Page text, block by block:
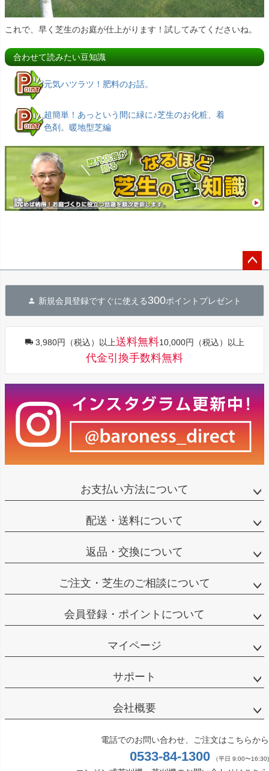
これで、早く芝生のお庭が仕上がります！試してみてくださいね。
合わせて読みたい豆知識
元気ハツラツ！肥料のお話。
超簡単！あっという間に緑に♪芝生のお化粧、着
色剤。暖地型芝編
へ
新規会員登録ですぐに使える300ポイントプレゼント
3,980円（税込）以上送料無料10,000円（税込）以上
代金引換手数料無料
お支払い方法について
配送・送料について
返品・交換について
ご注文・芝生のご相談について
会員登録・ポイントについて
マイページ
サポート
会社概要
電話でのお問い合わせ、ご注文はこちらから
0533-84-1300 （平日 9:00〜16:30)